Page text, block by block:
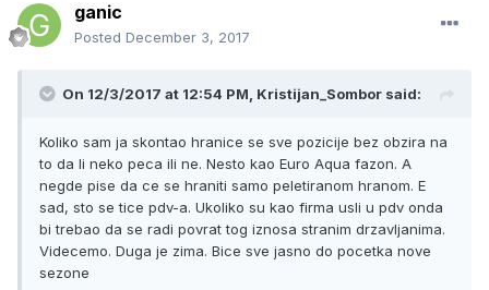
ganic
Posted December 3, 2017
On 12/3/2017 at 12:54 PM, Kristijan_Sombor said:
Koliko sam ja skontao hranice se sve pozicije bez obzira na
to da li neko peca ili ne. Nesto kao Euro Aqua fazon. A
negde pise da ce se hraniti samo peletiranom hranom. E
sad, sto se tice pdv-a. Ukoliko su kao firma usli u pdv onda
bi trebao da se radi povrat tog iznosa stranim drzavljanima.
Videcemo. Duga je zima. Bice sve jasno do pocetka nove
sezone